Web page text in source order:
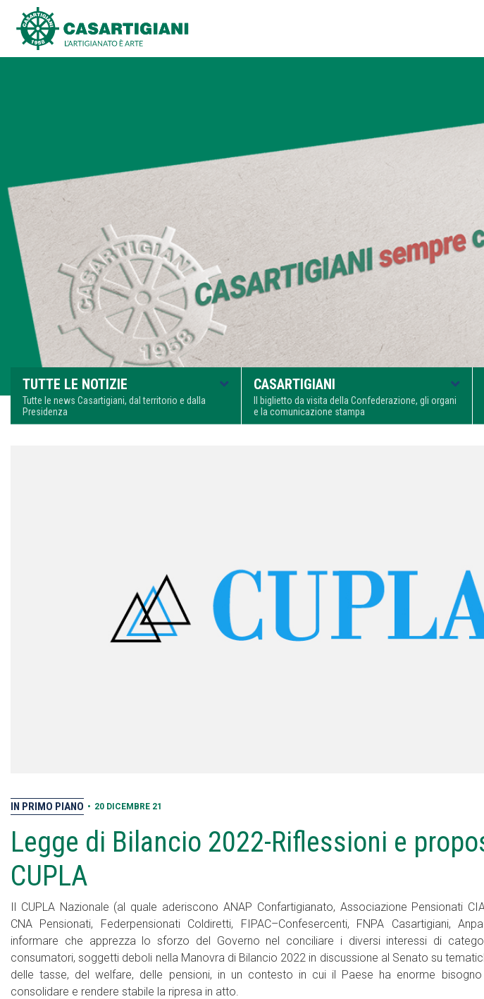
TUTTE LE NOTIZIE
Tutte le news Casartigiani, dal territorio e dalla
Presidenza
CASARTIGIANI
Il biglietto da visita della Confederazione, gli organi
e la comunicazione stampa
IN PRIMO PIANO • 20 DICEMBRE 21
Legge di Bilancio 2022-Riflessioni e
CUPLA
Il CUPLA Nazionale (al quale aderiscono ANAP Confartigianato, Associazione Pensionati
CNA Pensionati, Federpensionati Coldiretti, FIPAC–Confesercenti, FNPA Casartigiani,
informare che apprezza lo sforzo del Governo nel conciliare i diversi interessi di
consumatori, soggetti deboli nella Manovra di Bilancio 2022 in discussione al Senato su
delle tasse, del welfare, delle pensioni, in un contesto in cui il Paese ha enorme
consolidare e rendere stabile la ripresa in atto.